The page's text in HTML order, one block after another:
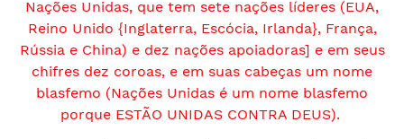
Nações Unidas, que tem sete nações líderes (EUA,
Reino Unido {Inglaterra, Escócia, Irlanda}, França,
Rússia e China) e dez nações apoiadoras] e em seus
chifres dez coroas, e em suas cabeças um nome
blasfemo (Nações Unidas é um nome blasfemo
porque ESTÃO UNIDAS CONTRA DEUS).